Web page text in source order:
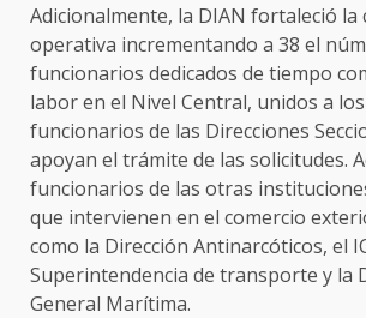
Adicionalmente, la DIAN fortaleció la
operativa incrementando a 38 el
funcionarios dedicados de tiempo
labor en el Nivel Central, unidos a
funcionarios de las Direcciones
apoyan el trámite de las solicitudes.
funcionarios de las otras
que intervienen en el comercio
como la Dirección Antinarcóticos, el
Superintendencia de transporte y la
General Marítima.